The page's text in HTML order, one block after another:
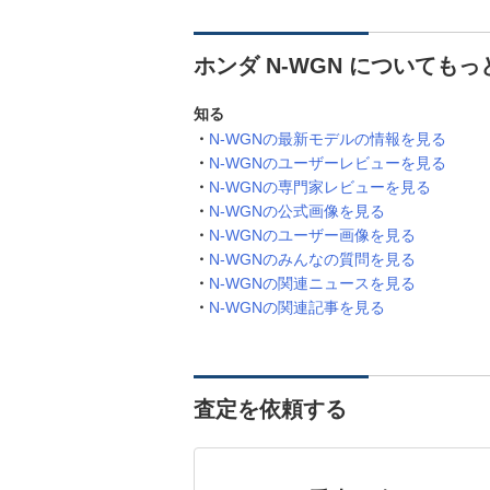
ホンダ N-WGN についてもっ
知る
N-WGNの最新モデルの情報を見る
N-WGNのユーザーレビューを見る
N-WGNの専門家レビューを見る
N-WGNの公式画像を見る
N-WGNのユーザー画像を見る
N-WGNのみんなの質問を見る
N-WGNの関連ニュースを見る
N-WGNの関連記事を見る
査定を依頼する